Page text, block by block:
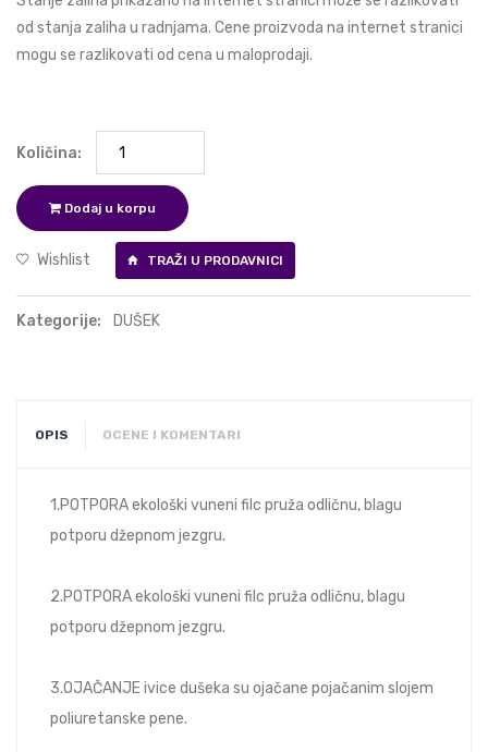
od stanja zaliha u radnjama. Cene proizvoda na internet stranici
mogu se razlikovati od cena u maloprodaji.
Količina:
Dodaj u korpu
Wishlist TRAŽI U PRODAVNICI
Kategorije: DUŠEK
OPIS OCENE I KOMENTARI
1.POTPORA ekološki vuneni filc pruža odličnu, blagu
potporu džepnom jezgru.
2.POTPORA ekološki vuneni filc pruža odličnu, blagu
potporu džepnom jezgru.
3.OJAČANJE ivice dušeka su ojačane pojačanim slojem
poliuretanske pene.